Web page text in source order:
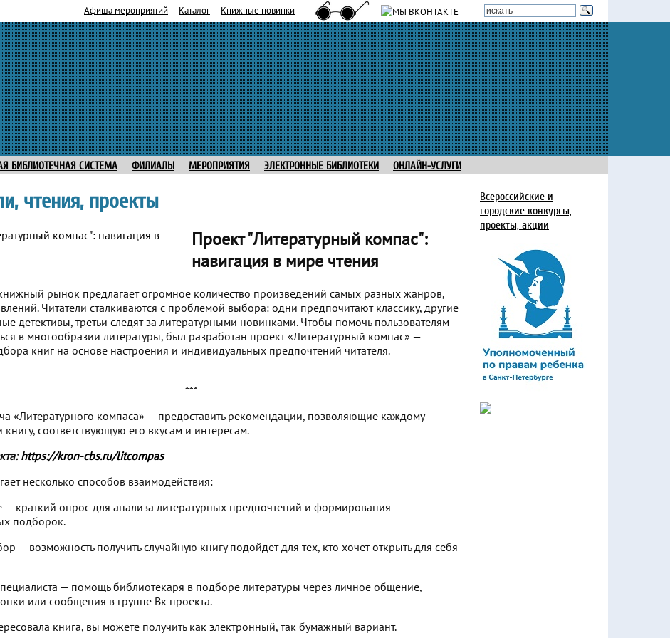
Афиша мероприятий Каталог Книжные новинки
БИБЛИОТЕЧНАЯ СИСТЕМА ФИЛИАЛЫ МЕРОПРИЯТИЯ ЭЛЕКТРОННЫЕ БИБЛИОТЕКИ ОНЛАЙН-УСЛУГИ
чтения, проекты
Проект "Литературный компас":
навигация в мире чтения
рынок предлагает огромное количество произведений самых разных жанров,
Читатели сталкиваются с проблемой выбора: одни предпочитают классику, другие
детективы, третьи следят за литературными новинками. Чтобы помочь пользователям
в многообразии литературы, был разработан проект «Литературный компас» —
книг на основе настроения и индивидуальных предпочтений читателя.
***
«Литературного компаса» — предоставить рекомендации, позволяющие каждому
книгу, соответствующую его вкусам и интересам.
https://kron-cbs.ru/litcompas
несколько способов взаимодействия:
— краткий опрос для анализа литературных предпочтений и формирования
подборок.
— возможность получить случайную книгу подойдет для тех, кто хочет открыть для себя
— помощь библиотекаря в подборе литературы через личное общение,
или сообщения в группе Вк проекта.
книга, вы можете получить как электронный, так бумажный вариант.
Всероссийские и
городские конкурсы,
проекты, акции